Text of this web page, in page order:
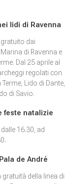
lidi di Ravenna
dai
di Ravenna e
Dal 25 aprile al
regolati con
Lido di Dante,
di Savio.
feste natalizie
16.30, ad
de André
della linea di